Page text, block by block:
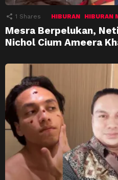
1 Shares HIBURAN HIBURAN
Mesra Berpelukan,
Nichol Cium Ameera